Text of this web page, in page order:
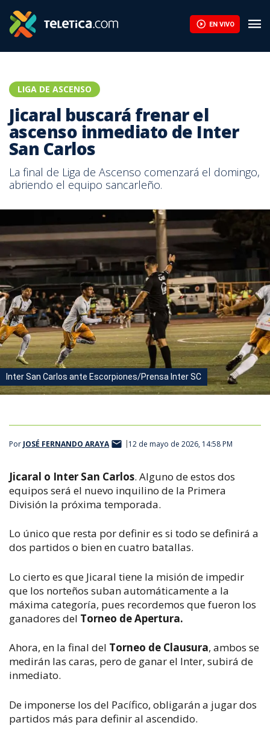
EN VIVO
LIGA DE ASCENSO
Jicaral buscará frenar el
ascenso inmediato de Inter
San Carlos
La final de Liga de Ascenso comenzará el domingo,
abriendo el equipo sancarleño.
Inter San Carlos ante Escorpiones/Prensa Inter SC
Por JOSÉ FERNANDO ARAYA 12 de mayo de 2026, 14:58 PM
Jicaral o Inter San Carlos. Alguno de estos dos
equipos será el nuevo inquilino de la Primera
División la próxima temporada.
Lo único que resta por definir es si todo se definirá a
dos partidos o bien en cuatro batallas.
Lo cierto es que Jicaral tiene la misión de impedir
que los norteños suban automáticamente a la
máxima categoría, pues recordemos que fueron los
ganadores del Torneo de Apertura.
Ahora, en la final del Torneo de Clausura, ambos se
medirán las caras, pero de ganar el Inter, subirá de
inmediato.
De imponerse los del Pacífico, obligarán a jugar dos
partidos más para definir al ascendido.